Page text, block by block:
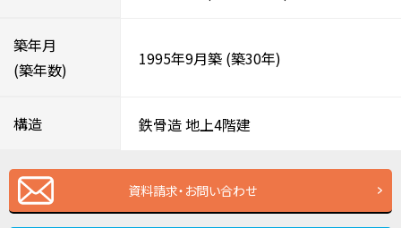
築年月
(築年数)
1995年9月築 (築30年)
構造 鉄骨造地上4階建
資料請求・お問い合わせ